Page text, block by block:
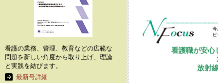
看護職が安心
放射
看護の業務、管理、教育などの広範な
問題を新しい角度から取り上げ、理論
と実践を結びます。
最新号詳細